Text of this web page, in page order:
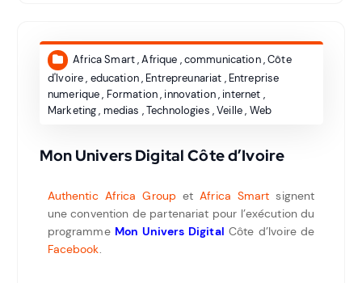
Africa Smart,Afrique ,communication,Côte
d'Ivoire, education, Entrepreunariat , Entreprise
numerique, Formation, innovation, internet ,
Marketing, medias ,Technologies ,Veille, Web
Mon Univers Digital Côte d’Ivoire
Authentic Africa Group etAfrica Smart signent
une convention de partenariat pour l’exécution du
programme Mon Univers Digital Côte d’Ivoire de
Facebook.